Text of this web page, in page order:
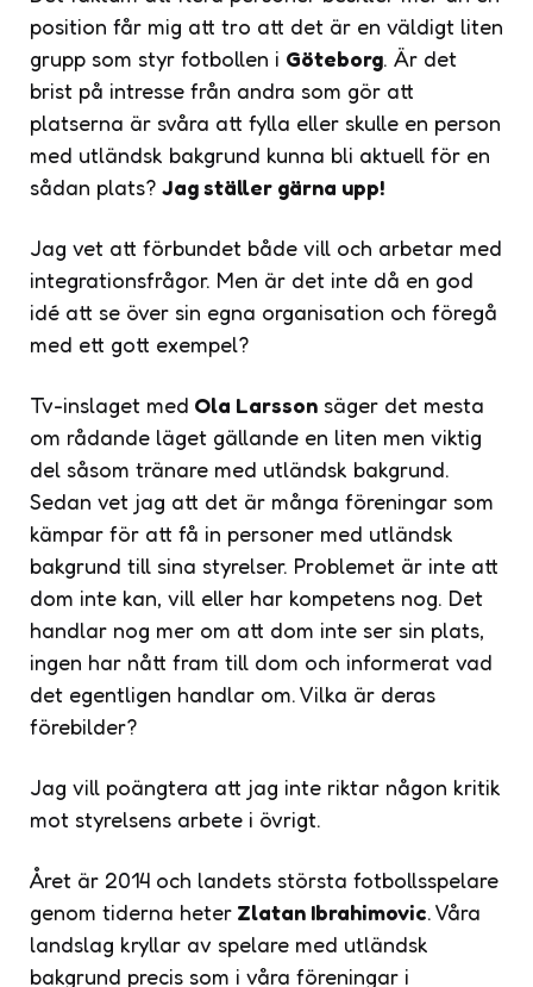
position får mig att tro att det är en väldigt liten
grupp som styr fotbollen i Göteborg. Är det
brist på intresse från andra som gör att
platserna är svåra att fylla eller skulle en person
med utländsk bakgrund kunna bli aktuell för en
sådan plats? Jag ställer gärna upp!
Jag vet att förbundet både vill och arbetar med
integrationsfrågor. Men är det inte då en god
idé att se över sin egna organisation och föregå
med ett gott exempel?
Tv-inslaget med Ola Larsson säger det mesta
om rådande läget gällande en liten men viktig
del såsom tränare med utländsk bakgrund.
Sedan vet jag att det är många föreningar som
kämpar för att få in personer med utländsk
bakgrund till sina styrelser. Problemet är inte att
dom inte kan, vill eller har kompetens nog. Det
handlar nog mer om att dom inte ser sin plats,
ingen har nått fram till dom och informerat vad
det egentligen handlar om. Vilka är deras
förebilder?
Jag vill poängtera att jag inte riktar någon kritik
mot styrelsens arbete i övrigt.
Året är 2014 och landets största fotbollsspelare
genom tiderna heter Zlatan Ibrahimovic. Våra
landslag kryllar av spelare med utländsk
bakgrund precis som i våra föreningar i